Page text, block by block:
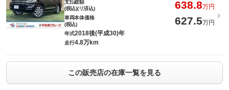
支払総額
(税込)(リ済込)
638.8万円
車両本体価格
(税込)
627.5万円
年式2018後(平成30)年
走行4.8万km
この販売店の在庫一覧を見る